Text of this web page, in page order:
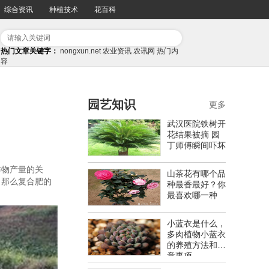
综合资讯 种植技术 花百科
热门文章关键字： nongxun.net 农业资讯 农讯网 热门内
容
产量的关
么复合肥的
园艺知识
武汉医院铁树开
花结果被摘 园
丁师傅瞬间吓坏
山茶花有哪个品
种最香最好？你
最喜欢哪一种
小蓝衣是什么，
多肉植物小蓝衣
的养殖方法和注
意事项
更多